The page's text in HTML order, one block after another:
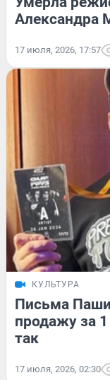
Александра
17 июля, 2026, 17:57
КУЛЬТУРА
Письма
продажу за
так
17 июля, 2026, 02:30